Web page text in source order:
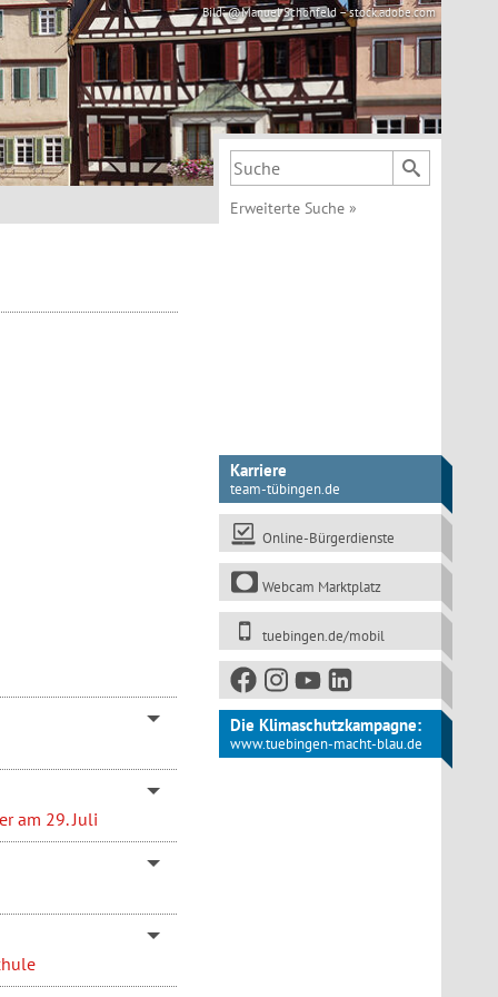
Bild: @Manuel Schönfeld – stock.adobe.com
Suchbegriff
Erweiterte Suche »
am 29. Juli
Karriere
team-tübingen.de
Online-Bürgerdienste
Webcam Marktplatz
tuebingen.de/mobil
Die Klimaschutzkampagne:
www.tuebingen-macht-blau.de